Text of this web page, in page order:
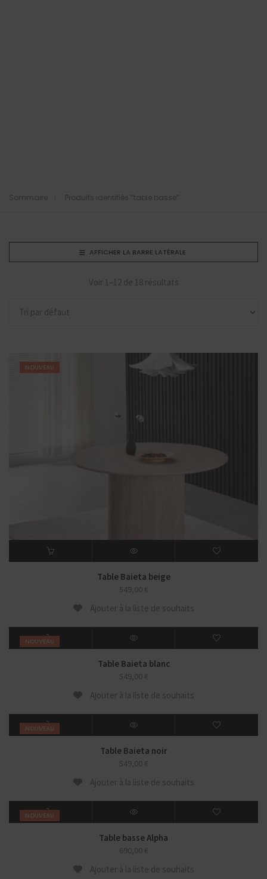
Sommaire Produits identifiés “table basse”
AFFICHER LA BARRE LATÉRALE
Voir 1–12 de 18 résultats
NOUVEAU
Table Baieta beige
549,00 €
Ajouter à la liste de souhaits
NOUVEAU
Table Baieta blanc
549,00 €
Ajouter à la liste de souhaits
NOUVEAU
Table Baieta noir
549,00 €
Ajouter à la liste de souhaits
NOUVEAU
Table basse Alpha
690,00 €
Ajouter à la liste de souhaits